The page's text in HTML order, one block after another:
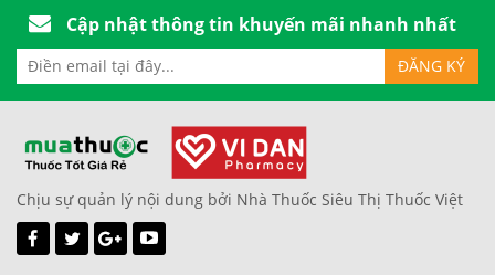
Cập nhật thông tin khuyến mãi nhanh nhất
Chịu sự quản lý nội dung bởi Nhà Thuốc Siêu Thị Thuốc Việt